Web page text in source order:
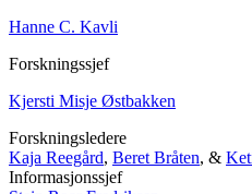
Hanne C. Kavli
Forskningssjef
Kjersti Misje Østbakken
Forskningsledere
Kaja Reegård, Beret Bråten, &
Informasjonssjef